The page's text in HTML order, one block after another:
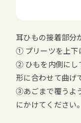
耳ひもの接着部分
① プリーツを上下
② ひもを内側にし
形に合わせて曲げ
③あごまで覆うよ
にかけてください。